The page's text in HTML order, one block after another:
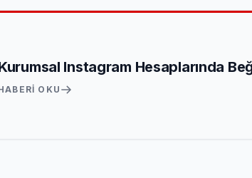
Instagram Hesaplarında
OKU